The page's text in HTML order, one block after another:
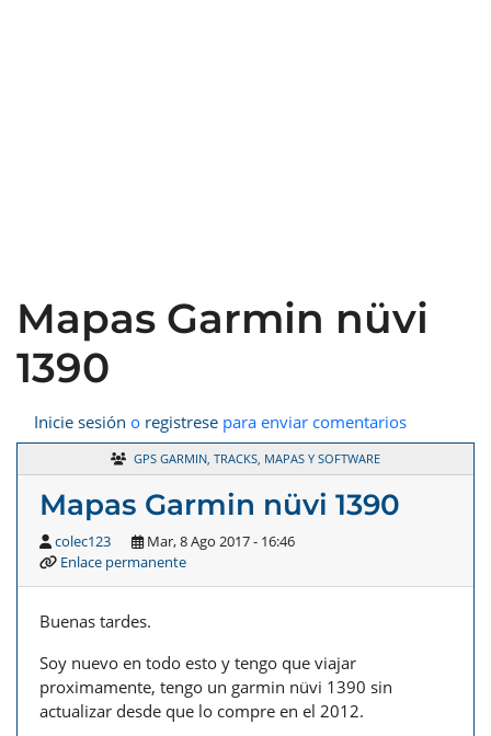
Mapas Garmin nüvi
1390
Inicie sesión o registrese para enviar comentarios
GPS GARMIN, TRACKS, MAPAS Y SOFTWARE
Mapas Garmin nüvi 1390
colec123
Mar, 8 Ago 2017 - 16:46
Enlace permanente
Buenas tardes.
Soy nuevo en todo esto y tengo que viajar
proximamente, tengo un garmin nüvi 1390 sin
actualizar desde que lo compre en el 2012.